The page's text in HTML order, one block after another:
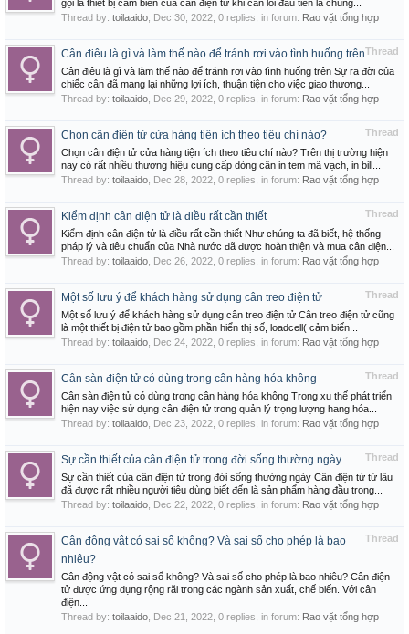
gọi là thiết bị cảm biến của cân điện tử khi cân lỗi đầu tiên là chúng...
Thread by: toilaaido Dec 30, 2022 , 0 replies, in forum: Rao vặt tổng hợp
Thread
Cân điêu là gì và làm thế nào để tránh rơi vào tình huống trên
Cân điêu là gì và làm thế nào để tránh rơi vào tình huống trên Sự ra đời của
chiếc cân đã mang lại những lợi ích, thuận tiện cho việc giao thương...
Thread by: toilaaido Dec 29, 2022 , 0 replies, in forum: Rao vặt tổng hợp
Thread
Chọn cân điện tử cửa hàng tiện ích theo tiêu chí nào?
Chọn cân điện tử cửa hàng tiện ích theo tiêu chí nào? Trên thị trường hiện
nay có rất nhiều thương hiệu cung cấp dòng cân in tem mã vạch, in bill...
Thread by: toilaaido Dec 28, 2022 , 0 replies, in forum: Rao vặt tổng hợp
Thread
Kiểm định cân điện tử là điều rất cần thiết
Kiểm định cân điện tử là điều rất cần thiết Như chúng ta đã biết, hệ thống
pháp lý và tiêu chuẩn của Nhà nước đã được hoàn thiện và mua cân điện...
Thread by: toilaaido Dec 26, 2022 , 0 replies, in forum: Rao vặt tổng hợp
Thread
Một số lưu ý để khách hàng sử dụng cân treo điện tử
Một số lưu ý để khách hàng sử dụng cân treo điện tử Cân treo điện tử cũng
là một thiết bị điện tử bao gồm phần hiển thị số, loadcell( cảm biến...
Thread by: toilaaido Dec 24, 2022 , 0 replies, in forum: Rao vặt tổng hợp
Thread
Cân sàn điện tử có dùng trong cân hàng hóa không
Cân sàn điện tử có dùng trong cân hàng hóa không Trong xu thế phát triển
hiện nay việc sử dụng cân điện tử trong quản lý trọng lượng hang hóa...
Thread by: toilaaido Dec 23, 2022 , 0 replies, in forum: Rao vặt tổng hợp
Thread
Sự cần thiết của cân điện tử trong đời sống thường ngày
Sự cần thiết của cân điện tử trong đời sống thường ngày Cân điện tử từ lâu
đã được rất nhiều người tiêu dùng biết đến là sản phẩm hàng đầu trong...
Thread by: toilaaido Dec 22, 2022 , 0 replies, in forum: Rao vặt tổng hợp
Thread
Cân động vật có sai số không? Và sai số cho phép là bao
nhiêu?
Cân động vật có sai số không? Và sai số cho phép là bao nhiêu? Cân điện
tử được ứng dụng rộng rãi trong các ngành sản xuất, chế biến. Với cân
điện...
Thread by: toilaaido Dec 21, 2022 , 0 replies, in forum: Rao vặt tổng hợp